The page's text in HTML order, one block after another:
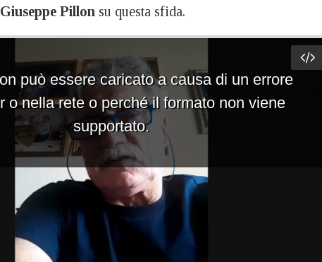
Giuseppe Pillon su questa sfida.